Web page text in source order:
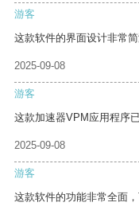
游客
这款软件的界面设计非常简
2025-09-08
游客
这款加速器VPM应用程序
2025-09-08
游客
这款软件的功能非常全面